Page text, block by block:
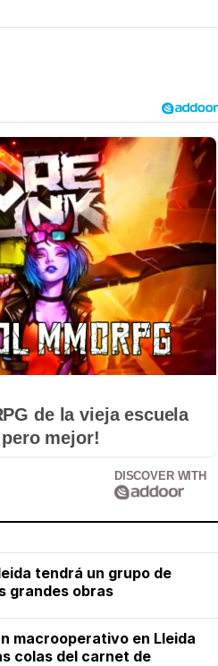
de la vieja escuela
mejor!
DISCOVER WITH
tendrá un grupo de
grandes obras
macrooperativo en Lleida
colas del carnet de